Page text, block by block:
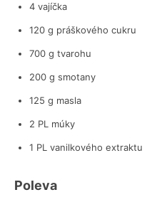
4 vajíčka
120 g práškového cukru
700 g tvarohu
200 g smotany
125 g masla
2 PL múky
1 PL vanilkového extraktu
Poleva